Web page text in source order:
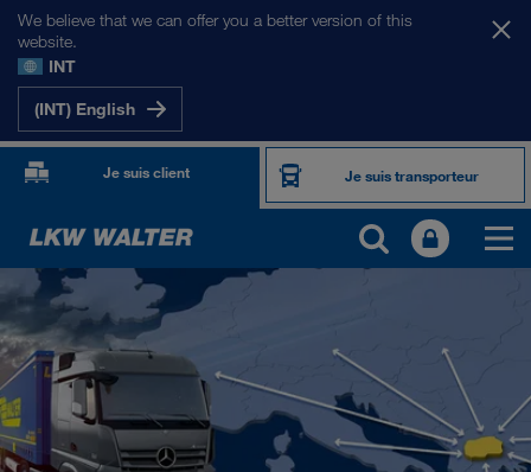
We believe that we can offer you a better version of this
website.
INT
(INT) English
Je suis client Je suis transporteur
NOS MARCHÉS
Europe
Asie Centrale